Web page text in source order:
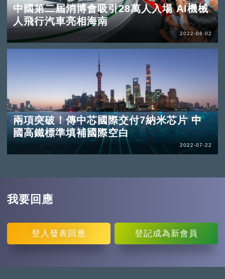
中國第二屆消博會吸引28萬人入場 AI機械
人飛行汽車亮相海南
2022-08-02
兩項突破！傳中芯國際交付7納米芯片 中
國高鐵標準填補國際空白
2022-07-22
我要回應
登入 發表回應 登記成為新會員